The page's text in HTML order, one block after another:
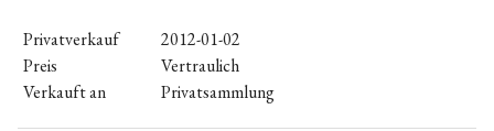
Privatverkauf
2012-01-02
Preis
Vertraulich
Verkauft an
Privatsammlung